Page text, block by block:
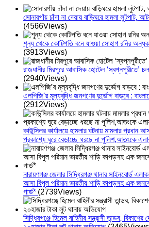
সোনারগাঁয় চাঁদা না দেয়ায় বাড়িঘরে হামলা
(4566Views)
শূন্য থেকে কোটিপতি বনে যাওয়া সোহাগ রনির
(3913Views)
রাজধানীর মিরপুরে আবাসিক হোটেল ‘স্বপ্নপুরীতে’
(2940Views)
এলপিজি’র মূল্যবৃদ্ধি জনগণের দুর্ভোগ বাড়বে :
(2912Views)
কাউন্সিলর কার্যালয়ে হামলার ঘটনায় মামলার প্রধান
প্রকাশ্যে ঘুরে বেড়াচ্ছে ধরছে না পুলিশ,আতংকে
নারায়ণগঞ্জ জেলার সিদ্ধিরগঞ্জ থানার সাইনবোর্ড
আসা বিপুল পরিমান ভারতীয় শাড়ি কাপড়সহ এক
গার্ড* (2739Views)
সিদ্ধিরগঞ্জে হিমেল বাহিনীর সন্ত্রাসী তান্ডব,